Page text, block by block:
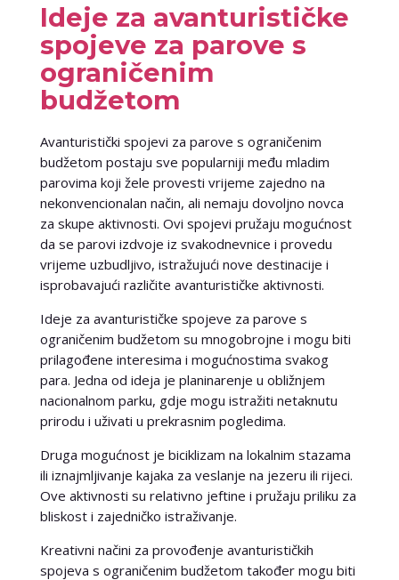
Ideje za avanturističke
spojeve za parove s
ograničenim
budžetom
Avanturistički spojevi za parove s ograničenim
budžetom postaju sve popularniji među mladim
parovima koji žele provesti vrijeme zajedno na
nekonvencionalan način, ali nemaju dovoljno novca
za skupe aktivnosti. Ovi spojevi pružaju mogućnost
da se parovi izdvoje iz svakodnevnice i provedu
vrijeme uzbudljivo, istražujući nove destinacije i
isprobavajući različite avanturističke aktivnosti.
Ideje za avanturističke spojeve za parove s
ograničenim budžetom su mnogobrojne i mogu biti
prilagođene interesima i mogućnostima svakog
para. Jedna od ideja je planinarenje u obližnjem
nacionalnom parku, gdje mogu istražiti netaknutu
prirodu i uživati u prekrasnim pogledima.
Druga mogućnost je biciklizam na lokalnim stazama
ili iznajmljivanje kajaka za veslanje na jezeru ili rijeci.
Ove aktivnosti su relativno jeftine i pružaju priliku za
bliskost i zajedničko istraživanje.
Kreativni načini za provođenje avanturističkih
spojeva s ograničenim budžetom također mogu biti